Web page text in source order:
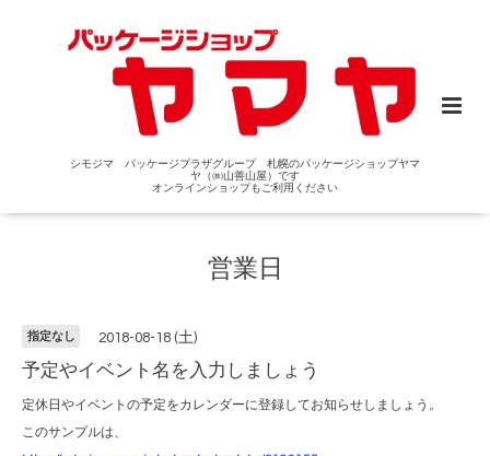
シモジマ パッケージプラザグループ 札幌のパッケージショップヤマ
ヤ（㈱山善山屋）です
オンラインショップもご利用ください
営業日
指定なし 2018-08-18 (土)
予定やイベント名を入力しましょう
定休日やイベントの予定をカレンダーに登録してお知らせしましょう。
このサンプルは、